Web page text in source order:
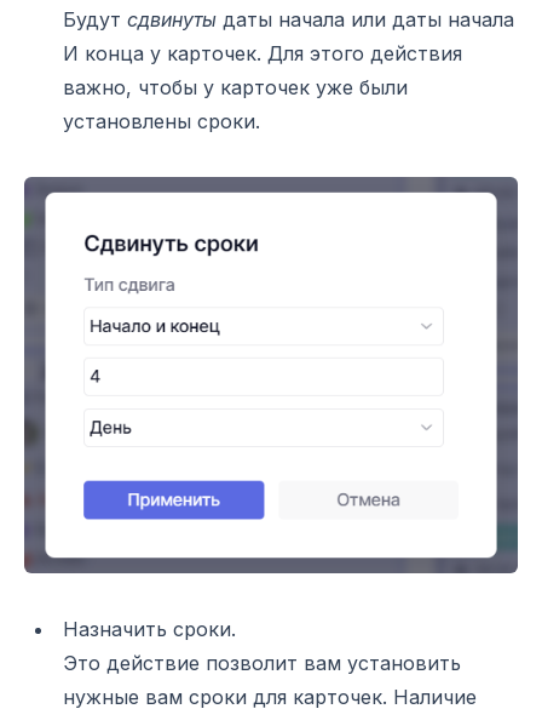
Будут сдвинуты даты начала или даты начала
И конца у карточек. Для этого действия
важно, чтобы у карточек уже были
установлены сроки.
Назначить сроки.
Это действие позволит вам установить
нужные вам сроки для карточек. Наличие